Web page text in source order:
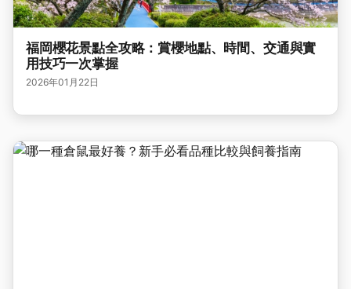
福岡櫻花景點全攻略：賞櫻地點、時間、交通與實
用技巧一次掌握
2026年01月22日